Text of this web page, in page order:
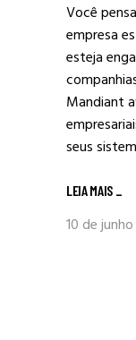
Você
empresa
esteja
Mandiant
seus
LEIA MAIS _
10 de